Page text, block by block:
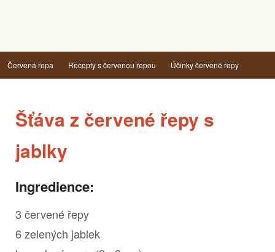
Červená řepa Recepty s červenou řepou Účinky červené řepy
Šťáva z červené řepy s
jablky
Ingredience:
3 červené řepy
6 zelených jablek